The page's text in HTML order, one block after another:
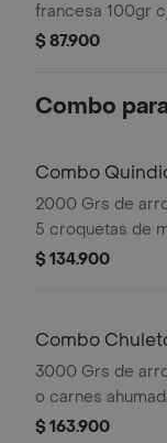
francesa 100gr
maduro 5und, 3
$ 87.900
Combo
Combo
2000 Grs de
5 croquetas de
de papa 100 grs,
$ 134.900
Combo
3000 Grs de
o carnes
400 grs chuleton
$ 163.900